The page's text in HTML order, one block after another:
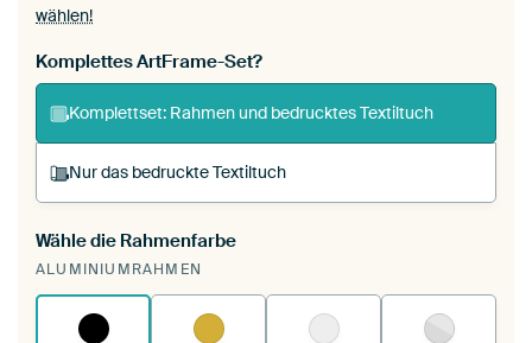
wählen!
Komplettes ArtFrame-Set?
Komplettset: Rahmen und bedrucktes Textiltuch
Nur das bedruckte Textiltuch
Du spannst einen wechselbaren Textiltuch in
deinen vorhandenen ArtFrame™.
funktioniert es.
Wähle die Rahmenfarbe
ALUMINIUMRAHMEN